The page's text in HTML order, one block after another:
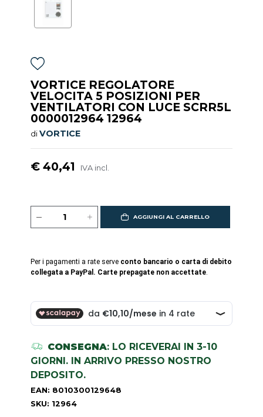
VORTICE REGOLATORE
VELOCITA 5 POSIZIONI PER
VENTILATORI CON LUCE SCRR5L
0000012964 12964
diVORTICE
€ 40,41 IVA incl.
AGGIUNGI AL CARRELLO
Per i pagamenti a rate serve conto bancario o carta di debito
collegata a PayPal. Carte prepagate non accettate.
CONSEGNA: LO RICEVERAI IN 3-10
GIORNI. IN ARRIVO PRESSO NOSTRO
DEPOSITO.
EAN: 8010300129648
SKU: 12964